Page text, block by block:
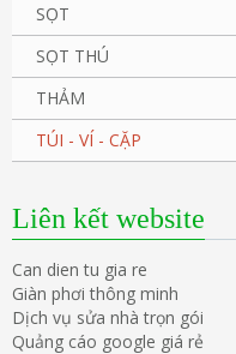
SỌT
SỌT THÚ
THẢM
TÚI - VÍ - CẶP
Liên kết website
Can dien tu gia re
Giàn phơi thông minh
Dịch vụ sửa nhà trọn gói
Quảng cáo google giá rẻ